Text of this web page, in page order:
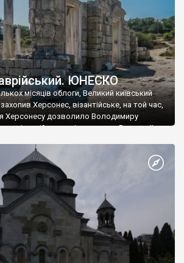
ЮНЕСКО
місяців облоги, Великий київський
Херсонес, візантійське, на той час,
Херсонесу дозволило Володимиру
візантійському імператору Василю ІІ, та
язичник, став Василем-християнином.
Русі. На честь Херсонесу Таврійського